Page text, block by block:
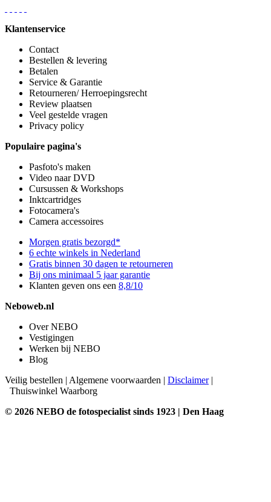
Klantenservice
Contact
Bestellen & levering
Betalen
Service & Garantie
Retourneren/ Herroepingsrecht
Review plaatsen
Veel gestelde vragen
Privacy policy
Populaire pagina's
Pasfoto's maken
Video naar DVD
Cursussen & Workshops
Inktcartridges
Fotocamera's
Camera accessoires
Morgen gratis bezorgd*
6 echte winkels in Nederland
Gratis binnen 30 dagen te retourneren
Bij ons minimaal 5 jaar garantie
Klanten geven ons een 8,8/10
Neboweb.nl
Over NEBO
Vestigingen
Werken bij NEBO
Blog
Veilig bestellen | Algemene voorwaarden | Disclaimer|
Thuiswinkel Waarborg
© 2026 NEBO de fotospecialist sinds 1923 | Den Haag